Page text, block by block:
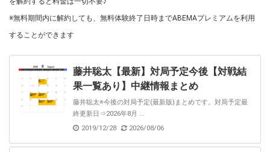
※無料期間内に解約しても、無料体験終了日時までABEMAプレミアムを利用
することができます
藤井聡太【最新】対局予定今後【対戦結
果一覧あり】中継情報まとめ
藤井聡太※今後の対局予定(最新版)まとめです。対局予定最
終更新日⇒2026年8月 ...
2019/12/28
2026/08/06